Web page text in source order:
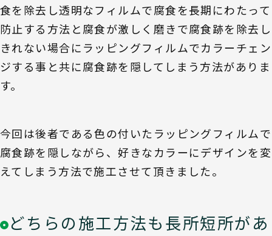
食を除去し透明なフィルムで腐食を長期にわたって
防止する方法と腐食が激しく磨きで腐食跡を除去し
きれない場合にラッピングフィルムでカラーチェン
ジする事と共に腐食跡を隠してしまう方法がありま
す。
今回は後者である色の付いたラッピングフィルムで
腐食跡を隠しながら、好きなカラーにデザインを変
えてしまう方法で施工させて頂きました。
どちらの施工方法も長所短所があ